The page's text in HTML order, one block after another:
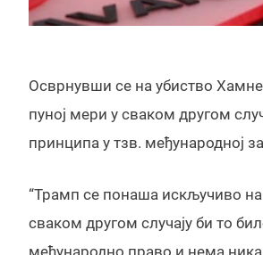
Осврнувши се на убиство
пуној мери у сваком другом
принципа у тзв. међународној
“Трамп се понаша искључиво
сваком другом случају би то
међународно право и нема